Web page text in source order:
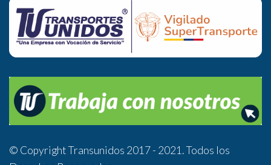
© Copyright Transunidos 2017 - 2021. Todos los